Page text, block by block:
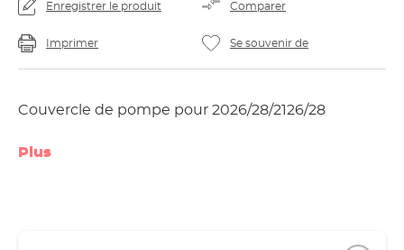
Enregistrer le produit Comparer
Imprimer Se souvenir de
Couvercle de pompe pour 2026/28/2126/28
Plus